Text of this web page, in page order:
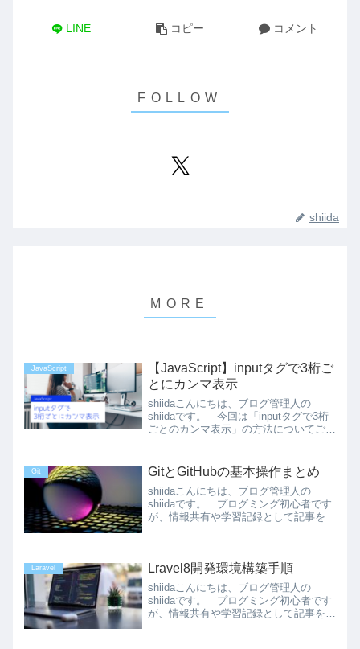
LINE コピー コメント
shiida
JavaScript
【JavaScript】inputタグで3桁ご
とにカンマ表示
shiidaこんにちは、ブログ管理人の
shiidaです。 今回は「inputタグで3桁
ごとのカンマ表示」の方法についてご紹
３桁ごとのカンマとは？よく簿記や経理
などで金額...
Git GitとGitHubの基本操作まとめ
shiidaこんにちは、ブログ管理人の
shiidaです。 プログミング初心者です
が、情報共有や学習記録として記事を書
年12月...
Laravel Lravel8開発環境構築手順
shiidaこんにちは、ブログ管理人の
shiidaです。 プログミング初心者です
が、情報共有や学習記録として記事を書